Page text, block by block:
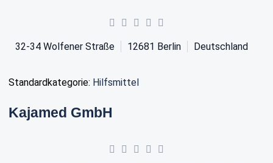
32-34 Wolfener Straße 12681 Berlin Deutschland
Standardkategorie: Hilfsmittel
Kajamed GmbH